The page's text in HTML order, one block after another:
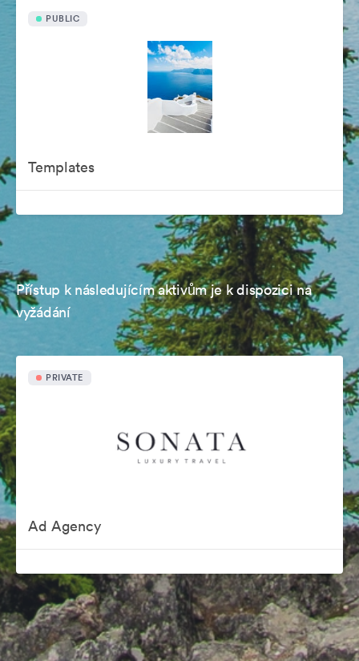
PUBLIC
Templates
Přístup k následujícím aktivům je k dispozici na
vyžádání
PRIVATE
Ad Agency